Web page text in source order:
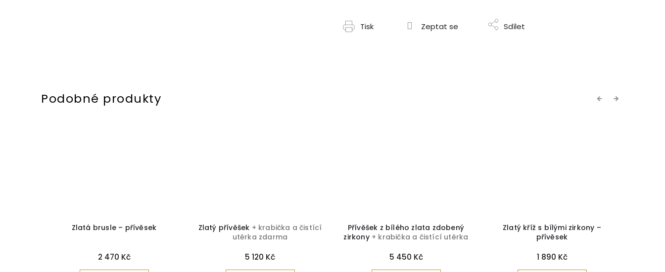
Tisk Zeptat se Sdílet
Previous
Zlatá brusle – přívěsek
2 470 Kč
Zlatý přívěšek + krabička a čistící
utěrka zdarma
5 120 Kč
Přívěšek z bílého zlata zdobený
zirkony + krabička a čistící utěrka
5 450 Kč
Zlatý kříž s bílými zirkony –
přívěsek
1 890 Kč
Next